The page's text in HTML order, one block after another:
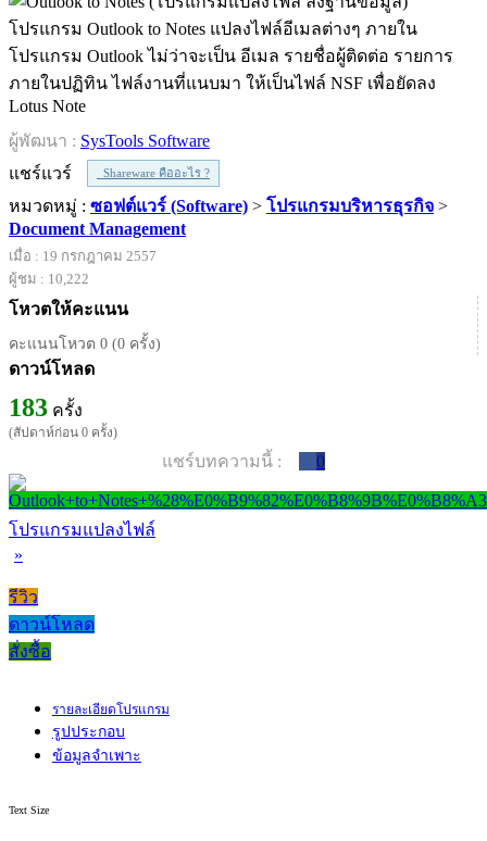
โปรแกรม Outlook to Notes แปลงไฟล์อีเมลต่างๆ ภายใน
โปรแกรม Outlook ไม่ว่าจะเป็น อีเมล รายชื่อผู้ติดต่อ รายการ
ภายในปฏิทิน ไฟล์งานที่แนบมา ให้เป็นไฟล์ NSF เพื่อยัดลง
Lotus Note
ผู้พัฒนา : SysTools Software
แชร์แวร์
Shareware คืออะไร ?
หมวดหมู่ : ซอฟต์แวร์ (Software) > โปรแกรมบริหารธุรกิจ >
Document Management
เมื่อ : 19 กรกฎาคม 2557
ผู้ชม : 10,222
โหวตให้คะแนน
คะแนนโหวต 0 (0 ครั้ง)
ดาวน์โหลด
183 ครั้ง
(สัปดาห์ก่อน 0 ครั้ง)
แชร์บทความนี้ : 0
โปรแกรมแปลงไฟล์
»
รีวิว
ดาวน์โหลด
สั่งซื้อ
รายละเอียดโปรแกรม
รูปประกอบ
ข้อมูลจำเพาะ
Text Size